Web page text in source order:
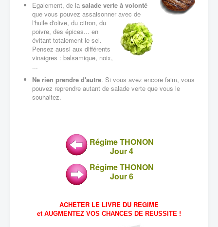
Egalement, de la salade verte à volonté
que vous pouvez assaisonner avec de
l'huile d'olive, du citron, du
poivre, des épices... en
évitant totalement le sel.
Pensez aussi aux différents
vinaigres : balsamique, noix,
...
Ne rien prendre d'autre. Si vous avez encore faim, vous
pouvez reprendre autant de salade verte que vous le
souhaitez.
Régime THONON
Jour 4
Régime THONON
Jour 6
ACHETER LE LIVRE DU REGIME
et AUGMENTEZ VOS CHANCES DE REUSSITE !